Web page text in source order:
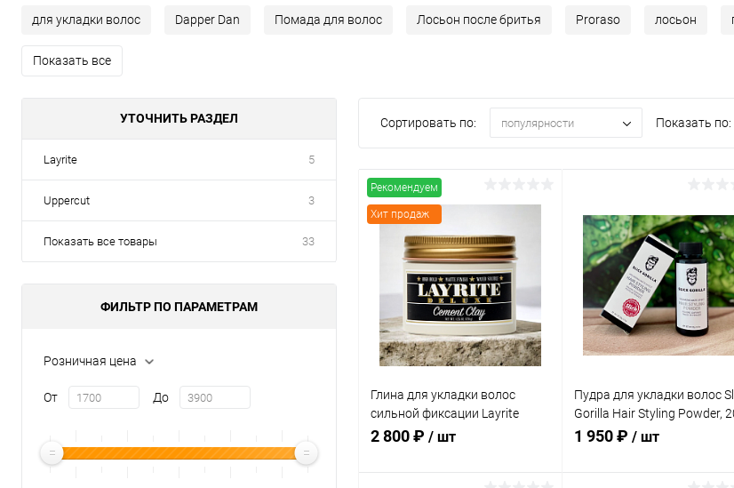
для укладки волос Dapper Dan Помада для волос Лосьон после бритья Proraso лосьон
Показать все
УТОЧНИТЬ РАЗДЕЛ
Layrite 5
Uppercut 3
Показать все товары 33
ФИЛЬТР ПО ПАРАМЕТРАМ
Розничная цена
От До
Сортировать по: популярности Показать по:
Рекомендуем
Хит продаж
Глина для укладки волос
сильной фиксации Layrite
Deluxe Cement Clay, 120 гр
2 800 ₽ / шт
Пудра для укладки волос
Gorilla Hair Styling Powder,
гр
1 950 ₽ / шт